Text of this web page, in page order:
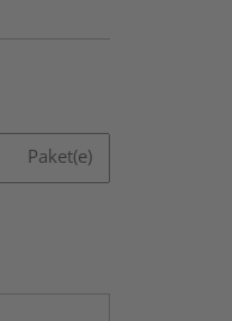
Paket(e)